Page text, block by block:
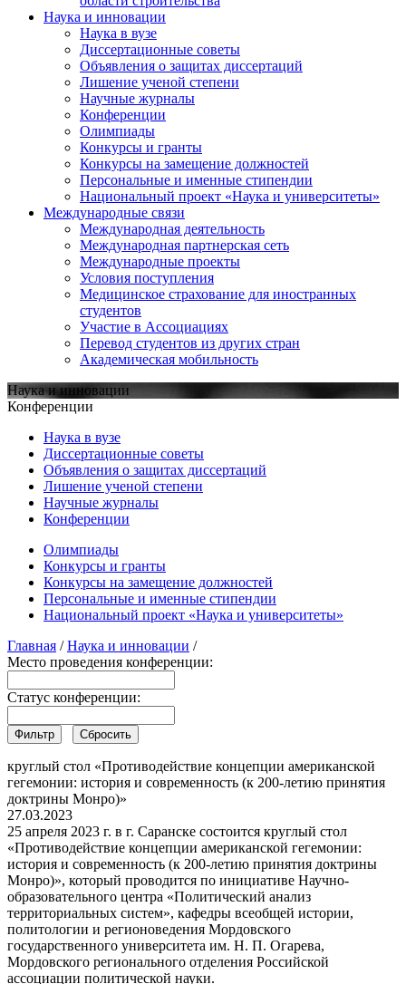
Наука и инновации
Наука в вузе
Диссертационные советы
Объявления о защитах диссертаций
Лишение ученой степени
Научные журналы
Конференции
Олимпиады
Конкурсы и гранты
Конкурсы на замещение должностей
Персональные и именные стипендии
Национальный проект «Наука и университеты»
Международные связи
Международная деятельность
Международная партнерская сеть
Международные проекты
Условия поступления
Медицинское страхование для иностранных
студентов
Участие в Ассоциациях
Перевод студентов из других стран
Академическая мобильность
Наука и инновации
Конференции
Наука в вузе
Диссертационные советы
Объявления о защитах диссертаций
Лишение ученой степени
Научные журналы
Конференции
Олимпиады
Конкурсы и гранты
Конкурсы на замещение должностей
Персональные и именные стипендии
Национальный проект «Наука и университеты»
Главная /Наука и инновации /
Место проведения конференции:
Статус конференции:
круглый стол «Противодействие концепции американской
гегемонии: история и современность (к 200-летию принятия
доктрины Монро)»
27.03.2023
25 апреля 2023 г. в г. Саранске состоится круглый стол
«Противодействие концепции американской гегемонии:
история и современность (к 200-летию принятия доктрины
Монро)», который проводится по инициативе Научно-
образовательного центра «Политический анализ
территориальных систем», кафедры всеобщей истории,
политологии и регионоведения Мордовского
государственного университета им. Н. П. Огарева,
Мордовского регионального отделения Российской
ассоциации политической науки.